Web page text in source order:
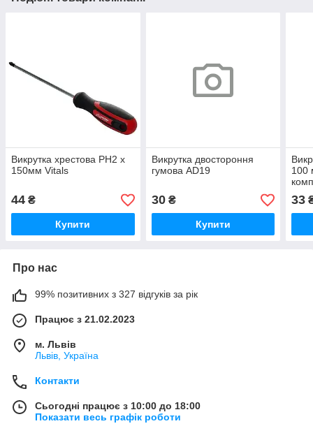
Викрутка хрестова PH2 х
150мм Vitals
44 ₴
Купити
Викрутка двостороння
гумова AD19
30₴
Купити
100
33
Про нас
99% позитивних з 327 відгуків за рік
Працює з 21.02.2023
м. Львів
Львів, Україна
Контакти
Сьогодні працює з 10:00 до 18:00
Показати весь графік роботи